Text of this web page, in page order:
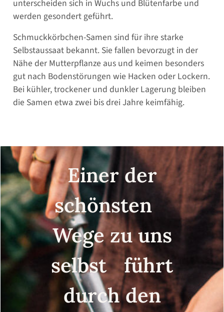
unterscheiden sich in Wuchs und Blütenfarbe und
werden gesondert geführt.
Schmuckkörbchen-Samen sind für ihre starke
Selbstaussaat bekannt. Sie fallen bevorzugt in der
Nähe der Mutterpflanze aus und keimen besonders
gut nach Bodenstörungen wie Hacken oder Lockern.
Bei kühler, trockener und dunkler Lagerung bleiben
die Samen etwa zwei bis drei Jahre keimfähig.
Einer der
schönsten
Wege zu uns
selbst führt
durch den